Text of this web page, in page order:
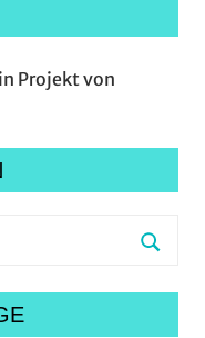
Projekt von